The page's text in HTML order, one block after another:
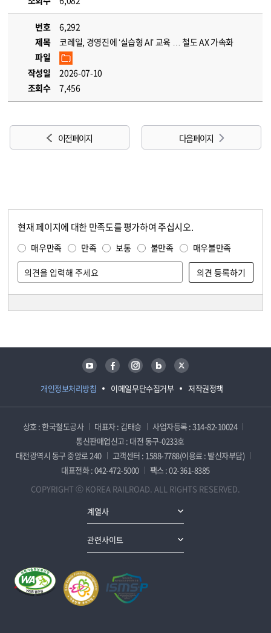
번호
6,292
제목
코레일, 경영진에 ‘실습형 AI’ 교육 … 철도 AX 가속화
파일
작성일
2026-07-10
조회수
7,456
이전 페이지 다음 페이지
현재 페이지에 대한 만족도를 평가하여 주십시오.
매우만족 만족 보통 불만족 매우불만족
개인정보처리방침 이메일무단수집거부 저작권정책
유튜브 페이스북 인스타그램 블로그 트위터
상호 : 한국철도공사 대표자 : 김태승
사업자등록 : 314-82-10024
통신판매업신고 : 대전 동구-0233호
대전광역시 동구 중앙로 240
고객센터 : 1588-7788(이용료 : 발신자부담)
대표전화 : 042-472-5000
팩스 : 02-361-8385
COPYRIGHT ⓒ KOREA RAILROAD. ALL RIGHTS RESERVED.
계열사
관련사이트